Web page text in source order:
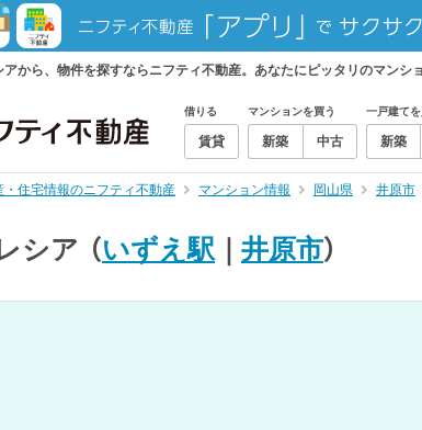
アから、物件を探すならニフティ不動産。あなたにピッタリのマンシ
借りる
賃貸
マンションを買う
新築 中古
一戸建てを
新築
・住宅情報のニフティ不動産 マンション情報 岡山県 井原市
シア （いずえ駅 井原市）